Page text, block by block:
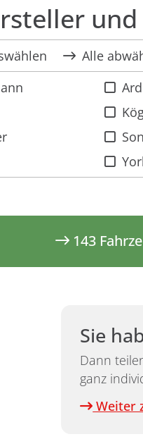
Alle
143
Sie
Dann
ganz
Weiter